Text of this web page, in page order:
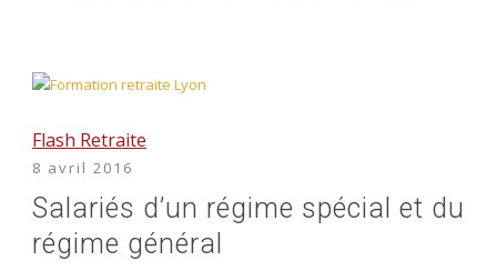
Flash Retraite
8 avril 2016
Salariés d’un régime spécial et du
régime général